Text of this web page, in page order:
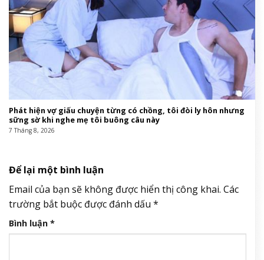
Phát hiện vợ giấu chuyện từng có chồng, tôi đòi ly hôn nhưng
sững sờ khi nghe mẹ tôi buông câu này
7 Tháng 8, 2026
Để lại một bình luận
Email của bạn sẽ không được hiển thị công khai. Các
trường bắt buộc được đánh dấu *
Bình luận *